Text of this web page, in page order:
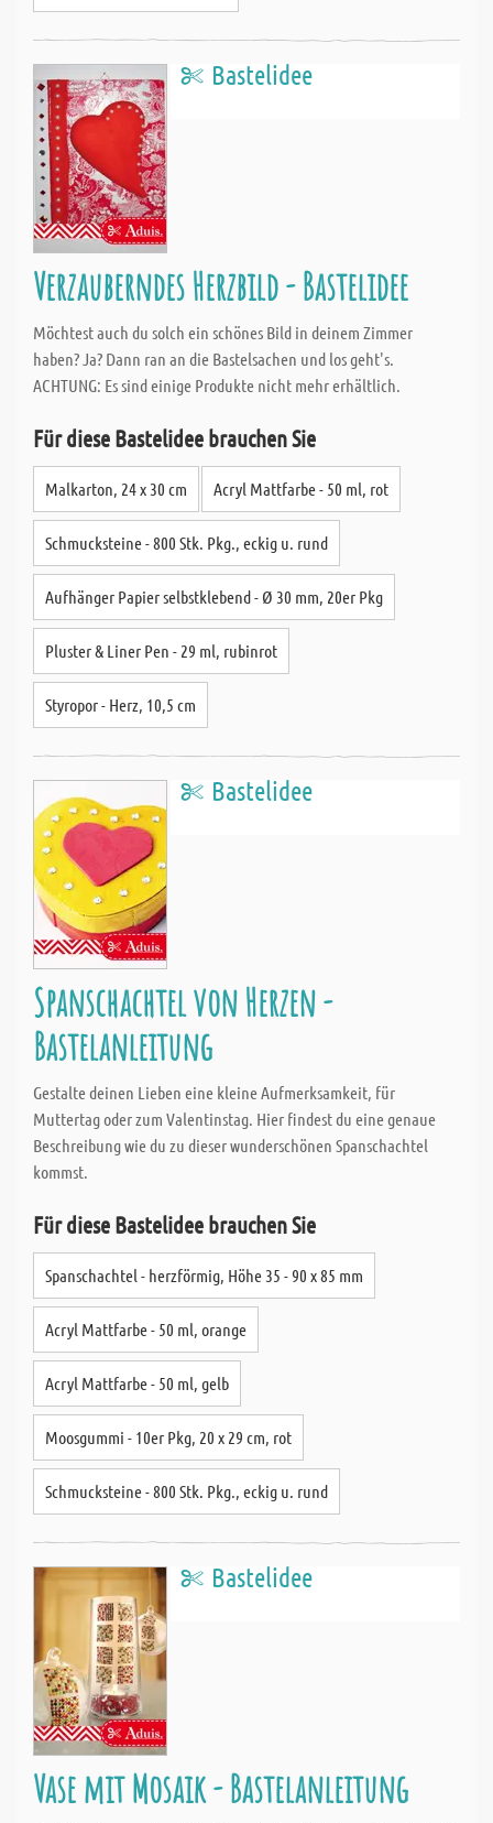
Bastelidee
Verzauberndes Herzbild - Bastelidee
Möchtest auch du solch ein schönes Bild in deinem Zimmer
haben? Ja? Dann ran an die Bastelsachen und los geht's.
ACHTUNG: Es sind einige Produkte nicht mehr erhältlich.
Für diese Bastelidee brauchen Sie
Malkarton, 24 x 30 cm Acryl Mattfarbe - 50 ml, rot
Schmucksteine - 800 Stk. Pkg., eckig u. rund
Aufhänger Papier selbstklebend - Ø 30 mm, 20er Pkg
Pluster & Liner Pen - 29 ml, rubinrot
Styropor - Herz, 10,5 cm
Bastelidee
Spanschachtel von Herzen -
Bastelanleitung
Gestalte deinen Lieben eine kleine Aufmerksamkeit, für
Muttertag oder zum Valentinstag. Hier findest du eine genaue
Beschreibung wie du zu dieser wunderschönen Spanschachtel
kommst.
Für diese Bastelidee brauchen Sie
Spanschachtel - herzförmig, Höhe 35 - 90 x 85 mm
Acryl Mattfarbe - 50 ml, orange
Acryl Mattfarbe - 50 ml, gelb
Moosgummi - 10er Pkg, 20 x 29 cm, rot
Schmucksteine - 800 Stk. Pkg., eckig u. rund
Bastelidee
Vase mit Mosaik - Bastelanleitung